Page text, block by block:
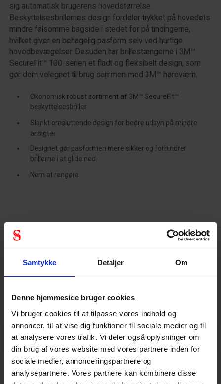
Samtykke Detaljer Om
Denne hjemmeside bruger cookies
Vi bruger cookies til at tilpasse vores indhold og
annoncer, til at vise dig funktioner til sociale medier og til
at analysere vores trafik. Vi deler også oplysninger om
din brug af vores website med vores partnere inden for
sociale medier, annonceringspartnere og
analysepartnere. Vores partnere kan kombinere disse
sig automatisk brugerens hovedstørrelse.
Beskyttelsesbrillernes design fordeler trykket på hovedets
mindre følsomme bagside i stedet for på tindingerne,
hvilket giver en behagelig pasform selv ved hurtige
hovedbevægelser. Desuden har brillestængerne i 3M™
SecureFit™ 100-serien et fladt og fleksibelt design, som
gør dem velegnet til brug sammen med 3M™ høreværn.
Økonomisk robust sortiment af 3M™ SecureFit™
beskyttelsesbriller
Slankt omsluttende design for bedre udsyn på mindre
ansigter
Designet gør pasformen mere sikker og forhindrer
brillerne i at glide ned
Nem at rengøre
Tekniske specifikationer
Briller
Antidug True